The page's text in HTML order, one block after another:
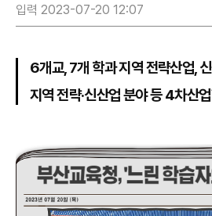
입력 2023-07-20 12:07
6개교, 7개 학과 지역 전략산업,
지역 전략·신산업 분야 등 4차산